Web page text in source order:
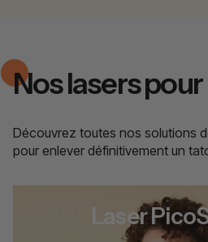
Nos lasers
Découvrez toutes nos solutions
pour enlever définitivement un
Laser